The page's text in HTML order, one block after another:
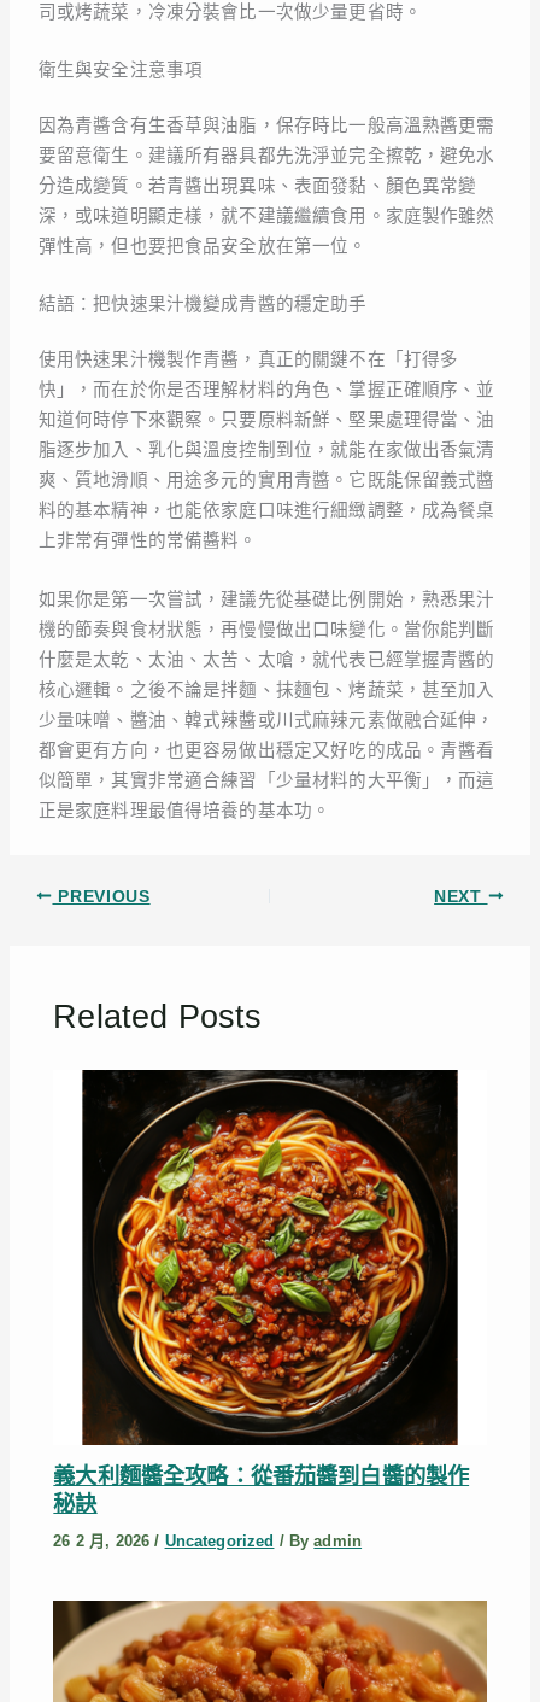
司或烤蔬菜，冷凍分裝會比一次做少量更省時。
衛生與安全注意事項
因為青醬含有生香草與油脂，保存時比一般高溫熟醬更需
要留意衛生。建議所有器具都先洗淨並完全擦乾，避免水
分造成變質。若青醬出現異味、表面發黏、顏色異常變
深，或味道明顯走樣，就不建議繼續食用。家庭製作雖然
彈性高，但也要把食品安全放在第一位。
結語：把快速果汁機變成青醬的穩定助手
使用快速果汁機製作青醬，真正的關鍵不在「打得多
快」，而在於你是否理解材料的角色、掌握正確順序、並
知道何時停下來觀察。只要原料新鮮、堅果處理得當、油
脂逐步加入、乳化與溫度控制到位，就能在家做出香氣清
爽、質地滑順、用途多元的實用青醬。它既能保留義式醬
料的基本精神，也能依家庭口味進行細緻調整，成為餐桌
上非常有彈性的常備醬料。
如果你是第一次嘗試，建議先從基礎比例開始，熟悉果汁
機的節奏與食材狀態，再慢慢做出口味變化。當你能判斷
什麼是太乾、太油、太苦、太嗆，就代表已經掌握青醬的
核心邏輯。之後不論是拌麵、抹麵包、烤蔬菜，甚至加入
少量味噌、醬油、韓式辣醬或川式麻辣元素做融合延伸，
都會更有方向，也更容易做出穩定又好吃的成品。青醬看
似簡單，其實非常適合練習「少量材料的大平衡」，而這
正是家庭料理最值得培養的基本功。
PREVIOUS NEXT
Related Posts
義大利麵醬全攻略：從番茄醬到白醬的製作
秘訣
26 2 月, 2026/ Uncategorized / Byadmin